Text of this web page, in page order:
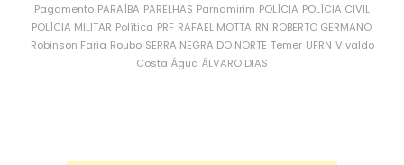
Pagamento PARAÍBA PARELHAS Parnamirim POLÍCIA POLÍCIA CIVIL
POLÍCIA MILITAR Política PRF RAFAEL MOTTA RN ROBERTO GERMANO
Robinson Faria Roubo SERRA NEGRA DO NORTE Temer UFRN Vivaldo
Costa Água ÁLVARO DIAS